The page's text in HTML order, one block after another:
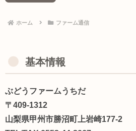
ホーム ファーム通信
基本情報
ぶどうファームうちだ
〒409-1312
山梨県甲州市勝沼町上岩崎177-2